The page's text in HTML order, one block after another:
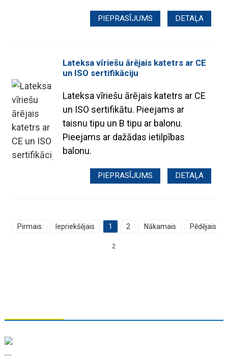
PIEPRASĪJUMS DETAĻA
Lateksa vīriešu ārējais katetrs ar CE
un ISO sertifikāciju
Lateksa vīriešu ārējais katetrs ar CE
un ISO sertifikātu. Pieejams ar
taisnu tipu un B tipu ar balonu.
Pieejams ar dažādas ietilpības
balonu.
PIEPRASĪJUMS DETAĻA
Pirmais Iepriekšējais 1 2 Nākamais Pēdējais
2